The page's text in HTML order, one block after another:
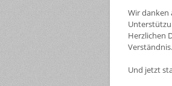
Wir danken
Herzlichen
Verständnis.
Und jetzt